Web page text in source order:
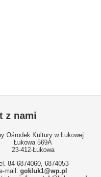
z nami
Ośrodek Kultury w Łukowej
Łukowa 569A
23-412-Łukowa
84 6874060, 6874053
mail: gokluk1@wp.pl